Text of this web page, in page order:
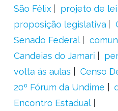
São Félix
projeto de lei
proposição legislativa
Senado Federal
Candeias do Jamari
volta ás aulas
Censo
20º Fórum da Undime
Encontro Estadual